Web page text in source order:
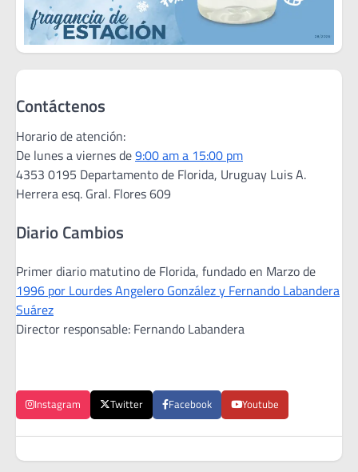
Contáctenos
Horario de atención:
De lunes a viernes de9:00 am a 15:00 pm
4353 0195 Departamento de Florida, Uruguay Luis A.
Herrera esq. Gral. Flores 609
Diario Cambios
Primer diario matutino de Florida, fundado en Marzo de
1996 por Lourdes Angelero González y Fernando Labandera
Suárez
Director responsable: Fernando Labandera
Instagram Twitter Facebook Youtube